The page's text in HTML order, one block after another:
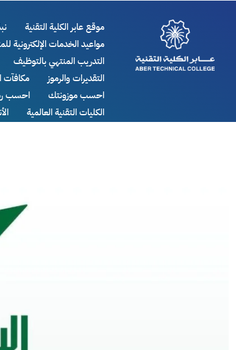
موقع عابر الكلية التقنية
مواعيد الخدمات الإلكترونية
التدريب المنتهي بالتوظيف
التقديرات والرموز
مكافآت
احسب موزونتك
احسب
الكليات التقنية العالمية